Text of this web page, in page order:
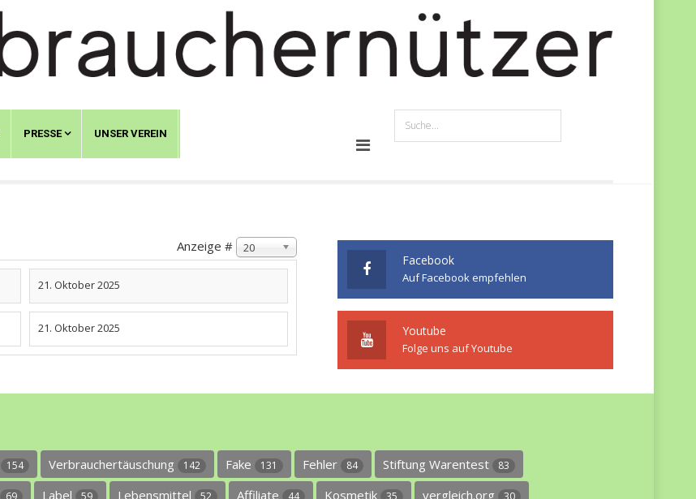
PRESSE UNSER VEREIN
Anzeige #
20
21. Oktober 2025
21. Oktober 2025
Facebook
Auf Facebook empfehlen
Youtube
Folge uns auf Youtube
154 Verbrauchertäuschung 142 Fake 131 Fehler 84 Stiftung Warentest 83
69 Label 59 Lebensmittel 52 Affiliate 44 Kosmetik 35 vergleich.org 30